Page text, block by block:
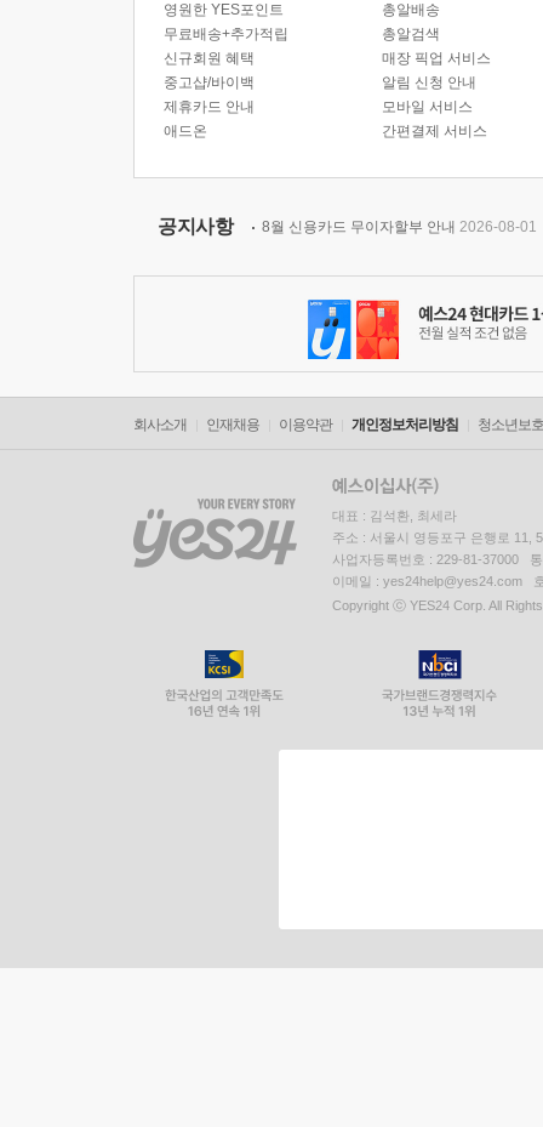
영원한 YES포인트
무료배송+추가적립
신규회원 혜택
중고샵/바이백
제휴카드 안내
애드온
총알배송
총알검색
매장 픽업 서비스
알림 신청 안내
모바일 서비스
간편결제 서비스
공지사항 8월 신용카드 무이자할부 안내 2026-08-01
회사소개 인재채용 이용약관 개인정보처리방침 청소년보
대표 : 김석환, 최세라
주소 : 서울시 영등포구 은행로 11,
사업자등록번호 : 229-81-37000
이메일 : yes24help@yes24.com
Copyright ⓒ YES24 Corp. All